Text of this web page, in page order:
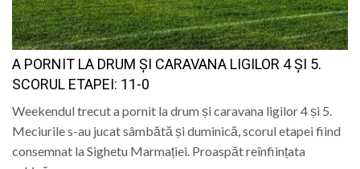
A PORNIT LA DRUM ȘI CARAVANA LIGILOR 4 ȘI 5.
SCORUL ETAPEI: 11-0
Weekendul trecut a pornit la drum și caravana ligilor 4 și 5.
Meciurile s-au jucat sâmbătă și duminică, scorul etapei fiind
consemnat la Sighetu Marmației. Proaspăt reînființata